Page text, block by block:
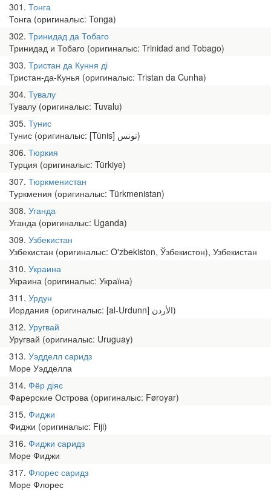
301 Тонга
Тонга (оригиналыс: Tonga)
302 Тринидад да Тобаго
Тринидад и Тобаго (оригиналыс: Trinidad and Tobago)
303 Тристан да Куння ді
Тристан-да-Кунья (оригиналыс: Tristan da Cunha)
304 Тувалу
Тувалу (оригиналыс: Tuvalu)
305 Тунис
Тунис (оригиналыс: [Tūnis] تونس)
306 Тюркия
Турция (оригиналыс: Türkiye)
307 Тюркменистан
Туркмения (оригиналыс: Türkmenistan)
308 Уганда
Уганда (оригиналыс: Uganda)
309 Узбекистан
Узбекистан (оригиналыс: O'zbekiston, Ўзбекистон), Узбекистан
310 Украина
Украина (оригиналыс: Україна)
311 Урдун
Иордания (оригиналыс: [al-Urdunn] الأردن)
312 Уругвай
Уругвай (оригиналыс: Uruguay)
313 Уэдделл саридз
Море Уэдделла
314 Фёр діяс
Фарерские Острова (оригиналыс: Føroyar)
315 Фиджи
Фиджи (оригиналыс: Fiji)
316 Фиджи саридз
Море Фиджи
317 Флорес саридз
Море Флорес